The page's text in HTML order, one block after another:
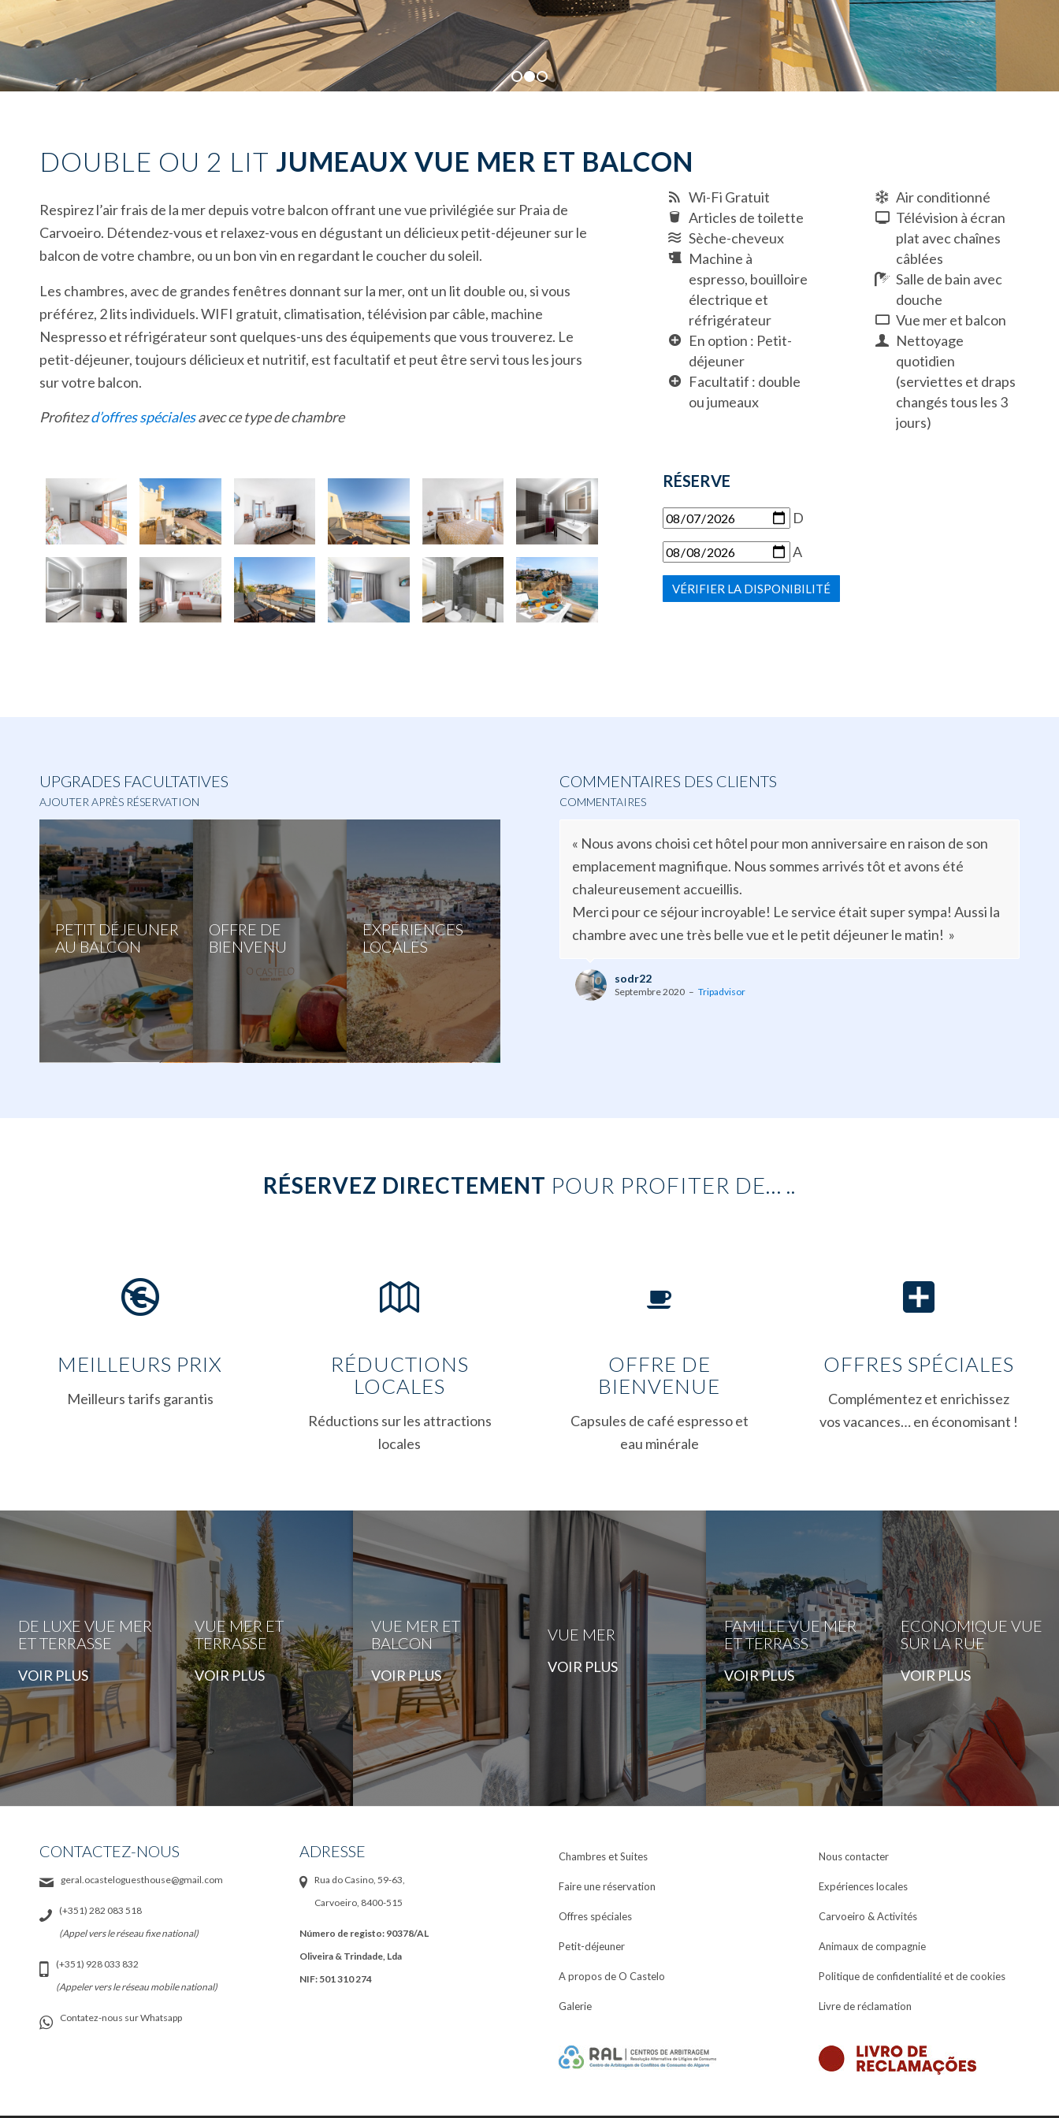
1 2 3
DOUBLE OU 2 LIT JUMEAUX VUE MER ET BALCON
Respirez l’air frais de la mer depuis votre balcon offrant une vue privilégiée sur Praia de
Carvoeiro. Détendez-vous et relaxez-vous en dégustant un délicieux petit-déjeuner sur le
balcon de votre chambre, ou un bon vin en regardant le coucher du soleil.
Les chambres, avec de grandes fenêtres donnant sur la mer, ont un lit double ou, si vous
préférez, 2 lits individuels. WIFI gratuit, climatisation, télévision par câble, machine
Nespresso et réfrigérateur sont quelques-uns des équipements que vous trouverez. Le
petit-déjeuner, toujours délicieux et nutritif, est facultatif et peut être servi tous les jours
sur votre balcon.
Profitezd’offres spécialesavec ce type de chambre
Wi-Fi Gratuit
Articles de toilette
Sèche-cheveux
Machine à
espresso, bouilloire
électrique et
réfrigérateur
En option : Petit-
déjeuner
Facultatif : double
ou jumeaux
Air conditionné
Télévision à écran
plat avec chaînes
câblées
Salle de bain avec
douche
Vue mer et balcon
Nettoyage
quotidien
(serviettes et draps
changés tous les 3
jours)
RÉSERVE
D
A
VÉRIFIER LA DISPONIBILITÉ
UPGRADES FACULTATIVES
AJOUTER APRÈS RÉSERVATION
PETIT DÉJEUNER
AU BALCON
OFFRE DE
BIENVENU
EXPÉRIENCES
LOCALES
COMMENTAIRES DES CLIENTS
COMMENTAIRES
« Nous avons choisi cet hôtel pour mon anniversaire en raison de son
emplacement magnifique. Nous sommes arrivés tôt et avons été
chaleureusement accueillis.
Merci pour ce séjour incroyable! Le service était super sympa! Aussi la
chambre avec une très belle vue et le petit déjeuner le matin! »
sodr22
Septembre 2020 – Tripadvisor
RÉSERVEZ DIRECTEMENT POUR PROFITER DE… ..
MEILLEURS PRIX
Meilleurs tarifs garantis
RÉDUCTIONS
LOCALES
Réductions sur les attractions
locales
OFFRE DE
BIENVENUE
Capsules de café espresso et
eau minérale
OFFRES SPÉCIALES
Complémentez et enrichissez
vos vacances… en économisant !
DE LUXE VUE MER
ET TERRASSE
VOIR PLUS
VUE MER ET
TERRASSE
VOIR PLUS
VUE MER ET
BALCON
VOIR PLUS
VUE MER
VOIR PLUS
FAMILLE VUE MER
ET TERRASS
VOIR PLUS
ECONOMIQUE VUE
SUR LA RUE
VOIR PLUS
CONTACTEZ-NOUS
geral.ocasteloguesthouse@gmail.com
(+351) 282 083 518
(Appel vers le réseau fixe national)
(+351) 928 033 832
(Appeler vers le réseau mobile national)
Contatez-nous sur Whatsapp
ADRESSE
Rua do Casino, 59-63,
Carvoeiro, 8400-515
Número de registo: 90378/AL
Oliveira & Trindade, Lda
NIF: 501 310 274
Chambres et Suites
Faire une réservation
Offres spéciales
Petit-déjeuner
A propos de O Castelo
Galerie
Nous contacter
Expériences locales
Carvoeiro & Activités
Animaux de compagnie
Politique de confidentialité et de cookies
Livre de réclamation